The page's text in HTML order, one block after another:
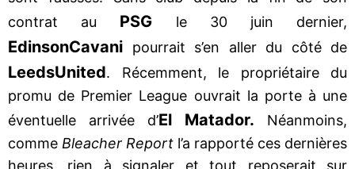
contrat au PSG le 30 juin dernier,
EdinsonCavani pourrait s’en aller du côté de
LeedsUnited. Récemment, le propriétaire du
promu de Premier League ouvrait la porte à une
éventuelle arrivée d’El Matador. Néanmoins,
comme Bleacher Report l’a rapporté ces dernières
heures, rien à signaler et tout reposerait sur